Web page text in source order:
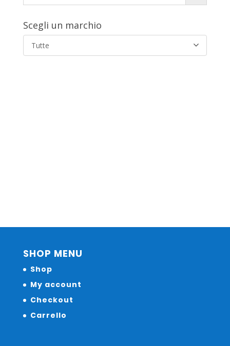
Scegli un marchio
Tutte
SHOP MENU
Shop
My account
Checkout
Carrello